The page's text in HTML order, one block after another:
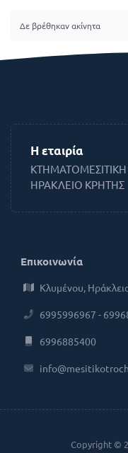
Δε βρέθηκαν ακίνητα
Η εταιρία
ΗΡΑΚΛΕΙΟ ΚΡΗΤΗΣ
Επικοινωνία
Κλυμένου,
6995996967 -
6996885400
Copyright ©